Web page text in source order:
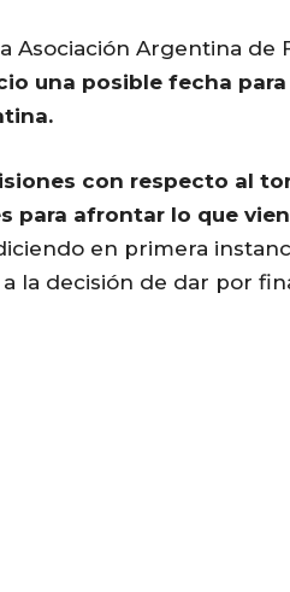
Asociación Argentina de
una posible fecha
con respecto al
para afrontar lo que
en primera
la decisión de dar por